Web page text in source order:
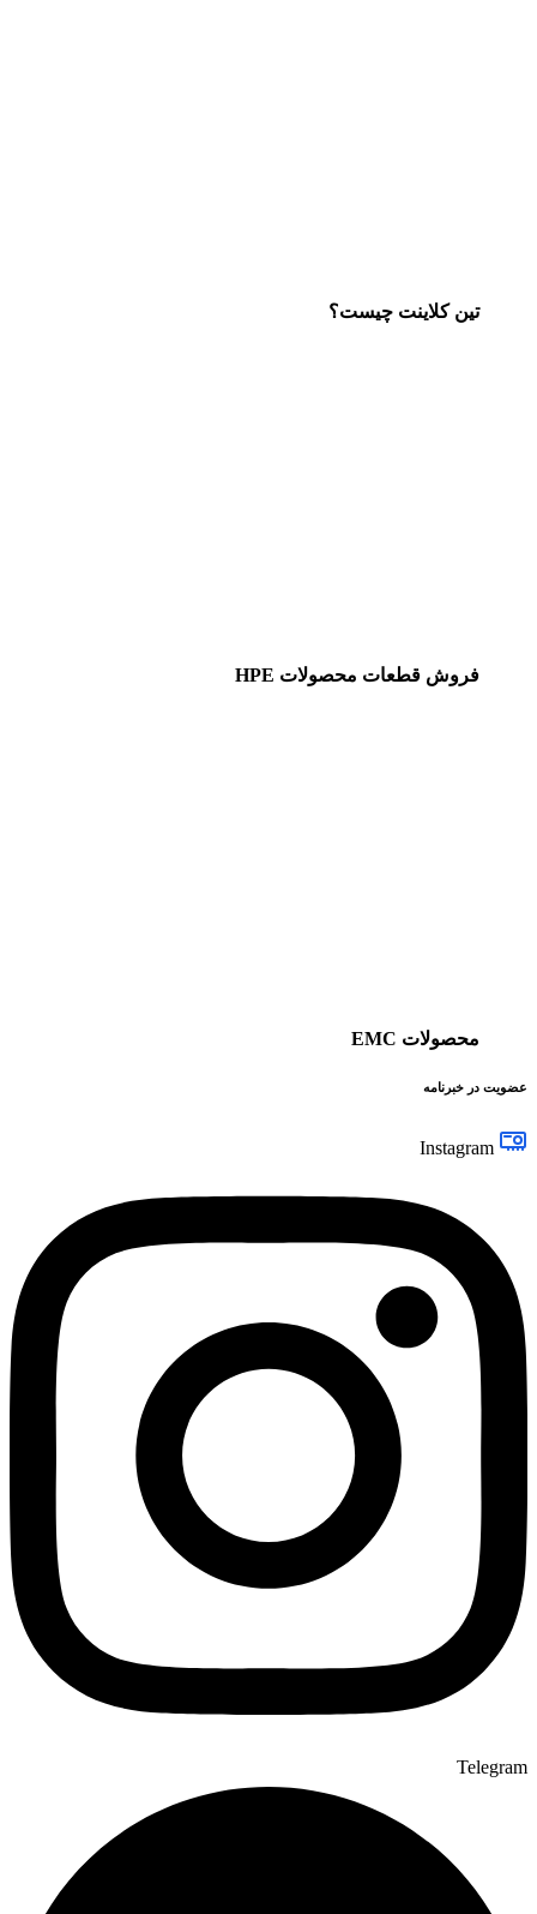
تین کلاینت چیست؟
فروش قطعات محصولات HPE
محصولات EMC
عضویت در خبرنامه
Instagram
Telegram